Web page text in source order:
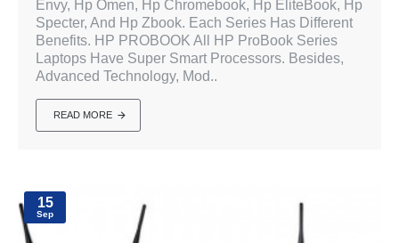
Envy, Hp Omen, Hp Chromebook, Hp EliteBook, Hp
Specter, And Hp Zbook. Each Series Has Different
Benefits. HP PROBOOK All HP ProBook Series
Laptops Have Super Smart Processors. Besides,
Advanced Technology, Mod..
READ MORE
15
Sep